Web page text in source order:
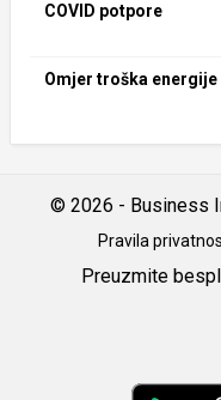
COVID potpore
Omjer troška energije
© 2026 - Business
Pravila
Preuzmite